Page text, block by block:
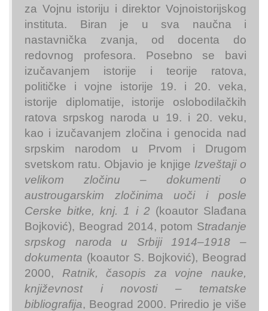
za Vojnu istoriju i direktor Vojnoistorijskog
instituta. Biran je u sva naučna i
nastavnička zvanja, od docenta do
redovnog profesora. Posebno se bavi
izučavanjem istorije i teorije ratova,
političke i vojne istorije 19. i 20. veka,
istorije diplomatije, istorije oslobodilačkih
ratova srpskog naroda u 19. i 20. veku,
kao i izučavanjem zločina i genocida nad
srpskim narodom u Prvom i Drugom
svetskom ratu. Objavio je knjige Izveštaji o
velikom zločinu – dokumenti o
austrougarskim zločinima uoči i posle
Cerske bitke, knj. 1 i 2 (koautor Slađana
Bojković), Beograd 2014, potom Stradanje
srpskog naroda u Srbiji 1914–1918 –
dokumenta (koautor S. Bojković), Beograd
2000, Ratnik, časopis za vojne nauke,
književnost i novosti – tematske
bibliografija, Beograd 2000. Priredio je više